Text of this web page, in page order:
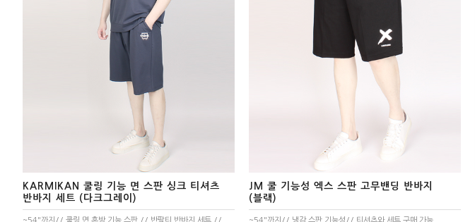
KARMIKAN 쿨링 기능 면 스판 싱크 티셔츠
반바지 세트 (다크그레이)
~54"까지// 쿨링 면 혼방 기능 스판 // 반팔티,반바지 세트 //
JM 쿨 기능성 엑스 스판 고무밴딩 반바지
(블랙)
~54"까지// 냉감 스판 기능성// 티셔츠와 세트 구매 가능